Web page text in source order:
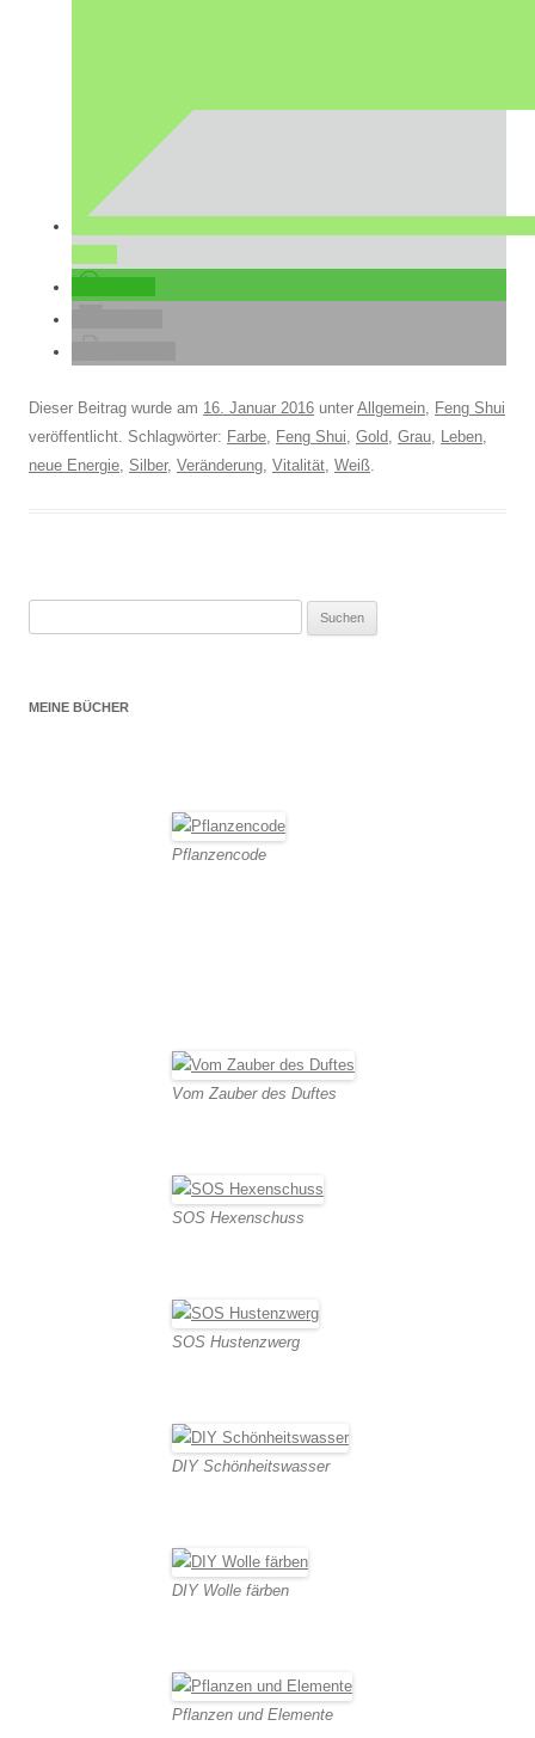
Dieser Beitrag wurde am 16. Januar 2016 unter Allgemein, Feng Shui
veröffentlicht. Schlagwörter: Farbe, Feng Shui, Gold, Grau, Leben,
neue Energie, Silber, Veränderung, Vitalität, Weiß.
MEINE BÜCHER
Pflanzencode
Vom Zauber des Duftes
SOS Hexenschuss
SOS Hustenzwerg
DIY Schönheitswasser
DIY Wolle färben
Pflanzen und Elemente